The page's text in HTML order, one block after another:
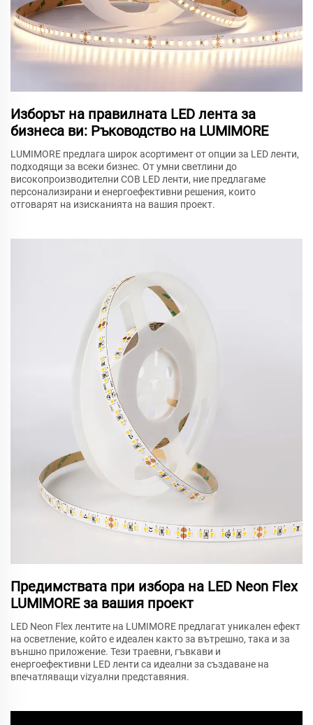
Изборът на правилната LED лента за
бизнеса ви: Ръководство на LUMIMORE
LUMIMORE предлага широк асортимент от опции за LED ленти,
подходящи за всеки бизнес. От умни светлини до
високопроизводителни COB LED ленти, ние предлагаме
персонализирани и енергоефективни решения, които
отговарят на изисканията на вашия проект.
Предимствата при избора на LED Neon Flex
LUMIMORE за вашия проект
LED Neon Flex лентите на LUMIMORE предлагат уникален ефект
на осветление, който е идеален както за вътрешно, така и за
външно приложение. Тези траевни, гъвкави и
енергоефективни LED ленти са идеални за създаване на
впечатляващи vizуални представяния.